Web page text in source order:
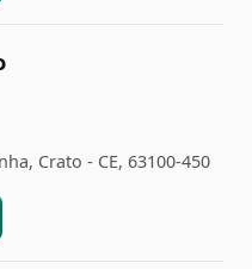
Crato - CE, 63100-450